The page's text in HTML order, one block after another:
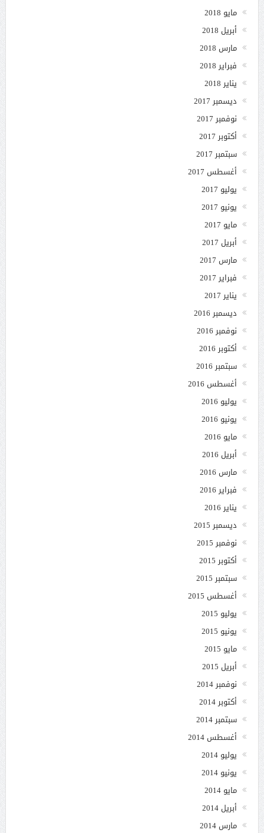
مايو 2018
أبريل 2018
مارس 2018
فبراير 2018
يناير 2018
ديسمبر 2017
نوفمبر 2017
أكتوبر 2017
سبتمبر 2017
أغسطس 2017
يوليو 2017
يونيو 2017
مايو 2017
أبريل 2017
مارس 2017
فبراير 2017
يناير 2017
ديسمبر 2016
نوفمبر 2016
أكتوبر 2016
سبتمبر 2016
أغسطس 2016
يوليو 2016
يونيو 2016
مايو 2016
أبريل 2016
مارس 2016
فبراير 2016
يناير 2016
ديسمبر 2015
نوفمبر 2015
أكتوبر 2015
سبتمبر 2015
أغسطس 2015
يوليو 2015
يونيو 2015
مايو 2015
أبريل 2015
نوفمبر 2014
أكتوبر 2014
سبتمبر 2014
أغسطس 2014
يوليو 2014
يونيو 2014
مايو 2014
أبريل 2014
مارس 2014